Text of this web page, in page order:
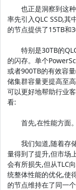
也正是洞察到这种
率先引入QLC SSD,其
的节点提供了15TB和
特别是30TB的QLC
的闪存。单个
或者900TB的有效容
储集群容量更提高至
可以更好地帮助行业
看:
首先,在性能方面。
我们知道,随着存储
量得到了提升,但市场
会有所损失,但从TLC
统整体性能的优化,使
的节点维持在了同一个